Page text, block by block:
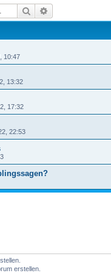
Suche
10:47
13:32
17:32
22:53
erstellen.